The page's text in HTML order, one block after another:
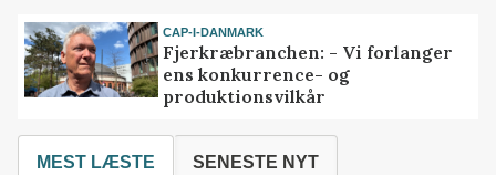
CAP-I-DANMARK
Fjerkræbranchen: - Vi forlanger
ens konkurrence- og
produktionsvilkår
MEST LÆSTE SENESTE NYT